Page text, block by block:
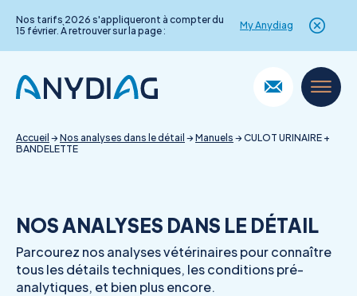
Nos tarifs 2026 s'appliqueront à compter du
15 février. À retrouver sur la page :
My Anydiag
content
Accueil →Nos analyses dans le détail →Manuels →CULOT URINAIRE +
BANDELETTE
NOS ANALYSES DANS LE DÉTAIL
Parcourez nos analyses vétérinaires pour connaître
tous les détails techniques, les conditions pré-
analytiques, et bien plus encore.